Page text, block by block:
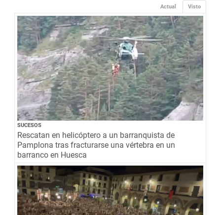
Visto
Actual
SUCESOS
Rescatan en helicóptero a un barranquista de
Pamplona tras fracturarse una vértebra en un
barranco en Huesca